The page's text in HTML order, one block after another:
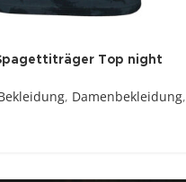
Top night
, Damenbekleidung,